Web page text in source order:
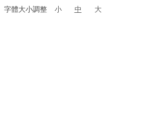
字體大小調整 小 中 大